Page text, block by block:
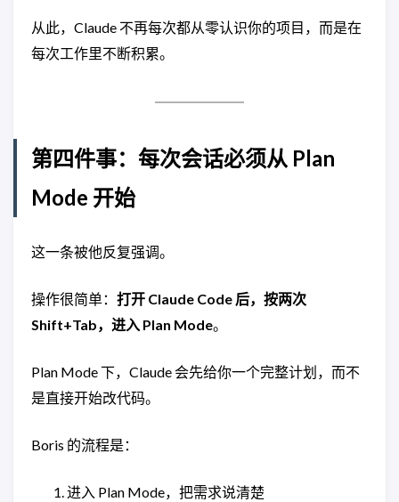
从此，Claude 不再每次都从零认识你的项目，而是在
每次工作里不断积累。
第四件事：每次会话必须从 Plan
Mode 开始
这一条被他反复强调。
操作很简单： 打开 Claude Code 后，按两次
Shift+Tab，进入 Plan Mode。
Plan Mode 下，Claude 会先给你一个完整计划，而不
是直接开始改代码。
Boris 的流程是：
进入 Plan Mode，把需求说清楚